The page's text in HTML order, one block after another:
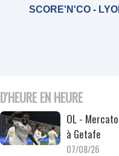
SCORE'N'CO -
D'HEURE EN HEURE
OL -
à Getafe
07/08/26